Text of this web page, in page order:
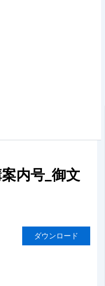
内号_御文
ダウンロード